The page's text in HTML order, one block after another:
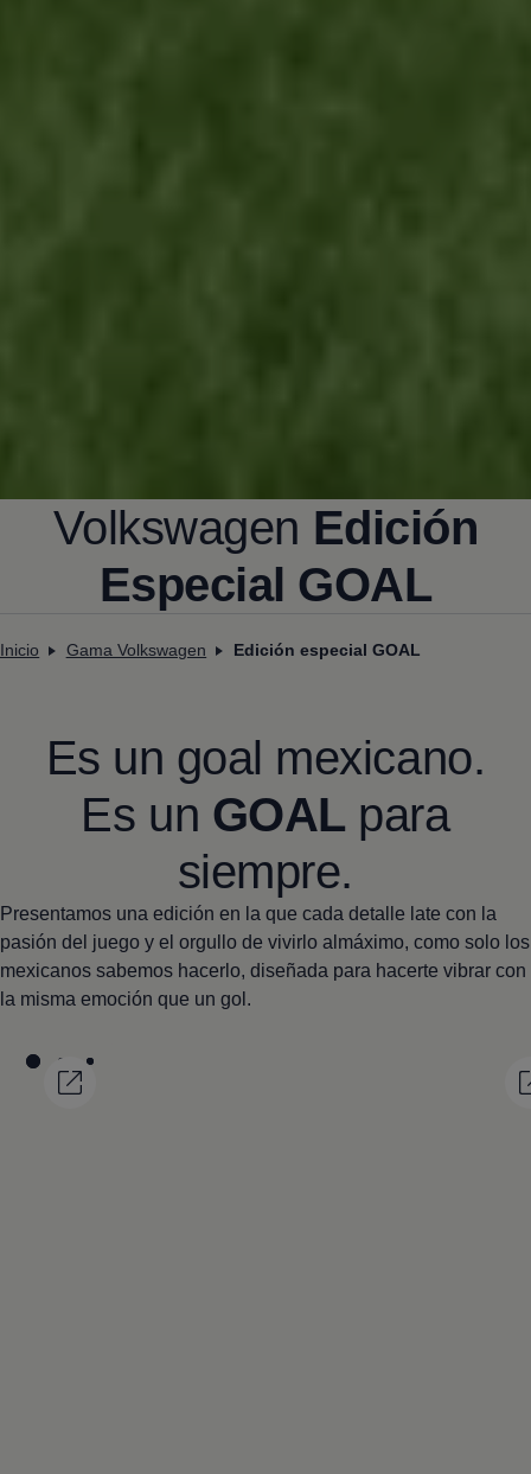
Volkswagen Edición
Especial GOAL
Inicio Gama Volkswagen Edición especial GOAL
Es un goal mexicano.
Es un GOAL para
siempre.
Presentamos una edición en la que cada detalle late con la
pasión del juego y el orgullo de vivirlo almáximo, como solo los
mexicanos sabemos hacerlo, diseñada para hacerte vibrar con
la misma emoción que un gol.